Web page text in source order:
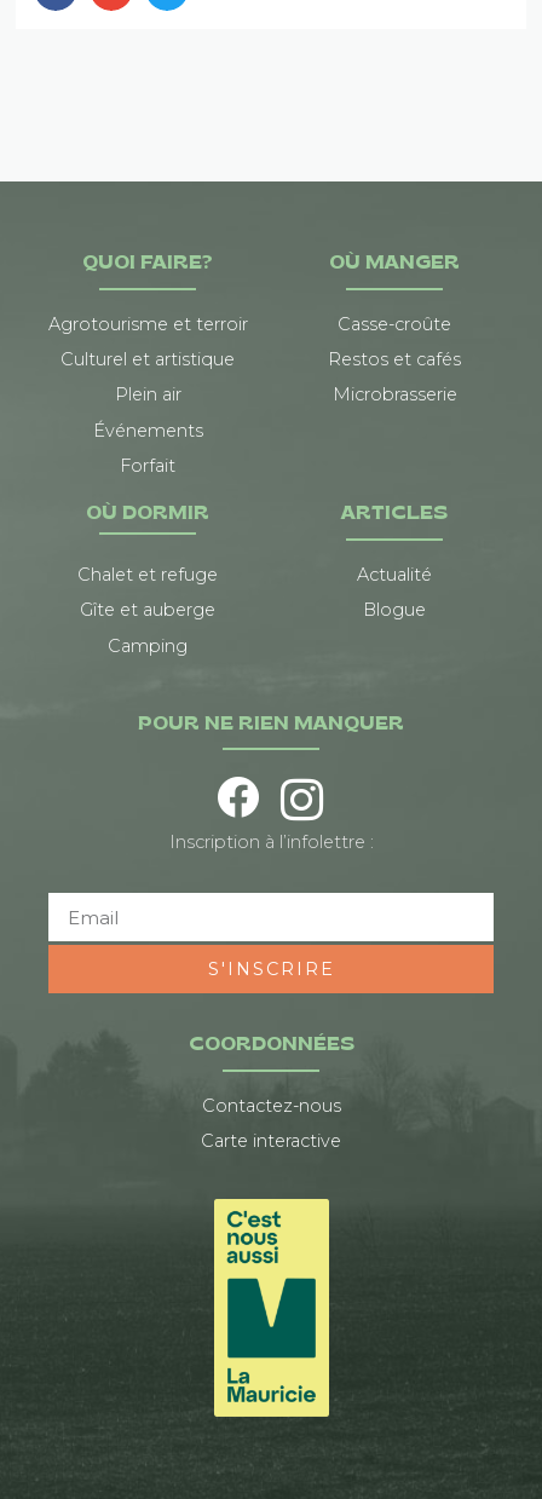
QUOI FAIRE?
Agrotourisme et terroir
Culturel et artistique
Plein air
Événements
Forfait
OÙ MANGER
Casse-croûte
Restos et cafés
Microbrasserie
OÙ DORMIR
Chalet et refuge
Gîte et auberge
Camping
ARTICLES
Actualité
Blogue
COORDONNÉES
Contactez-nous
Carte interactive
POUR NE RIEN MANQUER
Inscription à l’infolettre :
S'INSCRIRE